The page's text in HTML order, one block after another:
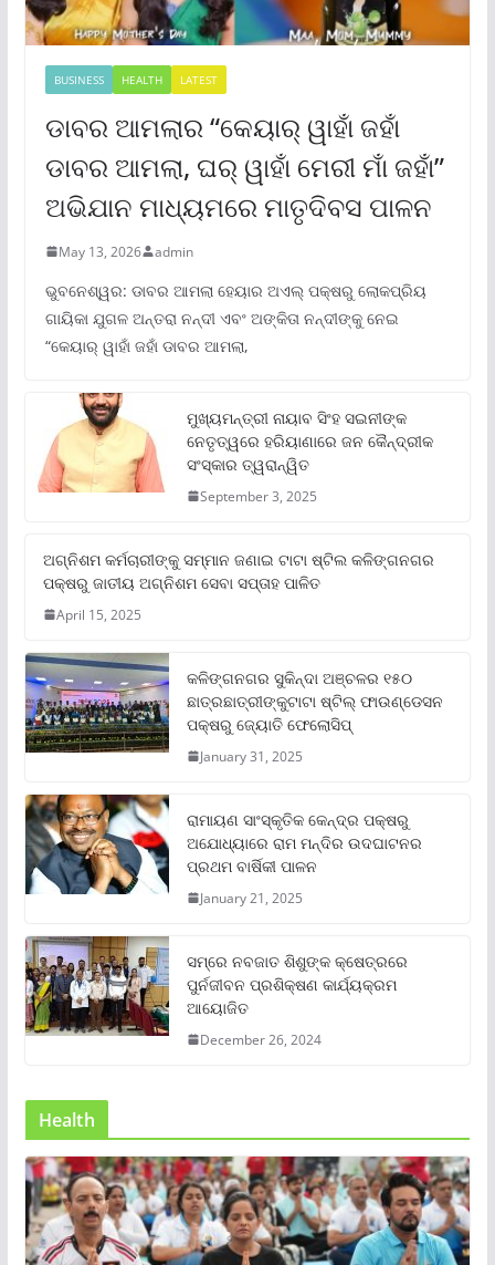
BUSINESS HEALTH LATEST
ଡାବର ଆମଲାର “କେୟାର୍ ୱାହାଁ ଜହାଁ
ଡାବର ଆମଲା, ଘର୍ ୱାହାଁ ମେରୀ ମାଁ ଜହାଁ”
ଅଭିଯାନ ମାଧ୍ୟମରେ ମାତୃଦିବସ ପାଳନ
May 13, 2026 admin
ଭୁବନେଶ୍ୱର: ଡାବର ଆମଲା ହେୟାର ଅଏଲ୍ ପକ୍ଷରୁ ଲୋକପ୍ରିୟ
ଗାୟିକା ଯୁଗଳ ଅନ୍ତରା ନନ୍ଦୀ ଏବଂ ଅଙ୍କିତା ନନ୍ଦୀଙ୍କୁ ନେଇ
“କେୟାର୍ ୱାହାଁ ଜହାଁ ଡାବର ଆମଲା,
ମୁଖ୍ୟମନ୍ତ୍ରୀ ନାୟାବ ସିଂହ ସଇନୀଙ୍କ
ନେତୃତ୍ୱରେ ହରିୟାଣାରେ ଜନ କୈନ୍ଦ୍ରୀକ
ସଂସ୍କାର ତ୍ୱରାନ୍ୱିତ
September 3, 2025
ଅଗ୍ନିଶମ କର୍ମଚାରୀଙ୍କୁ ସମ୍ମାନ ଜଣାଇ ଟାଟା ଷ୍ଟିଲ କଳିଙ୍ଗନଗର
ପକ୍ଷରୁ ଜାତୀୟ ଅଗ୍ନିଶମ ସେବା ସପ୍ତାହ ପାଳିତ
April 15, 2025
କଳିଙ୍ଗନଗର ସୁକିନ୍ଦା ଅଞ୍ଚଳର ୧୫୦
ଛାତ୍ରଛାତ୍ରୀଙ୍କୁଟାଟା ଷ୍ଟିଲ୍ ଫାଉଣ୍ଡେସନ
ପକ୍ଷରୁ ଜ୍ୟୋତି ଫେଲୋସିପ୍‌
January 31, 2025
ରାମାୟଣ ସାଂସ୍କୃତିକ କେନ୍ଦ୍ର ପକ୍ଷରୁ
ଅଯୋଧ୍ୟାରେ ରାମ ମନ୍ଦିର ଉଦଘାଟନର
ପ୍ରଥମ ବାର୍ଷିକୀ ପାଳନ
January 21, 2025
ସମ୍‌ରେ ନବଜାତ ଶିଶୁଙ୍କ କ୍ଷେତ୍ରରେ
ପୁର୍ନଜୀବନ ପ୍ରଶିକ୍ଷଣ କାର୍ଯ୍ୟକ୍ରମ
ଆୟୋଜିତ
December 26, 2024
Health